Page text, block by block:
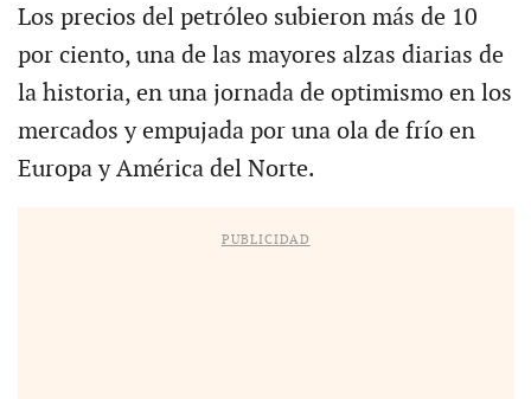
Los precios del petróleo subieron más de 10
por ciento, una de las mayores alzas diarias de
la historia, en una jornada de optimismo en los
mercados y empujada por una ola de frío en
Europa y América del Norte.
PUBLICIDAD